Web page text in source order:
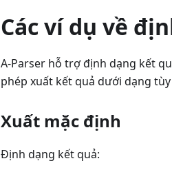
Các ví dụ về
A-Parser hỗ trợ định dạng kết
phép xuất kết quả dưới dạng tùy
Xuất mặc định
Định dạng kết quả: